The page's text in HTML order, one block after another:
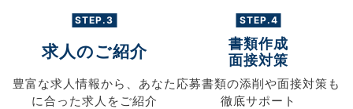
STEP.3
求人のご紹介
豊富な求人情報から、 あなた
に合った求人を ご紹介
STEP.4
書類作成
面接対策
応募書類の添削や面接対策も
徹底サポート